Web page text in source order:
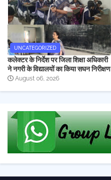
UNCATEGORIZED
कलेक्टर के निर्देश पर जिला शिक्षा अधिकारी
ने नगरी के विद्यालयों का किया सघन निरीक्षण
August 06, 2026